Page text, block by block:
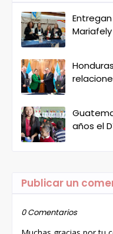
años el
Publicar un
0 Comentarios